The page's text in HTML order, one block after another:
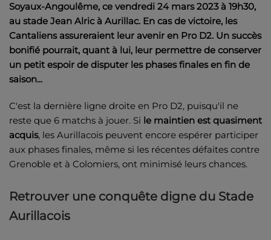
Soyaux-Angoulême, ce vendredi 24 mars 2023 à 19h30,
au stade Jean Alric à Aurillac. En cas de victoire, les
Cantaliens assureraient leur avenir en Pro D2. Un succès
bonifié pourrait, quant à lui, leur permettre de conserver
un petit espoir de disputer les phases finales en fin de
saison...
C'est la dernière ligne droite en Pro D2, puisqu'il ne
reste que 6 matchs à jouer. Si le maintien est quasiment
acquis, les Aurillacois peuvent encore espérer participer
aux phases finales, même si les récentes défaites contre
Grenoble et à Colomiers, ont minimisé leurs chances.
Retrouver une conquête digne du Stade
Aurillacois